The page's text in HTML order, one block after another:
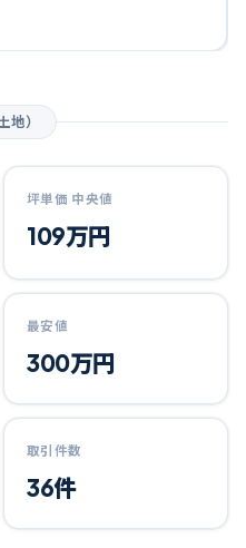
地）
坪単価 中央値
109万円
最安値
300万円
取引件数
36件